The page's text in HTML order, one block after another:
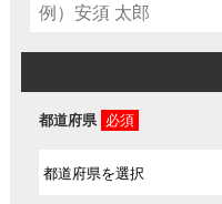
都道府県 必須